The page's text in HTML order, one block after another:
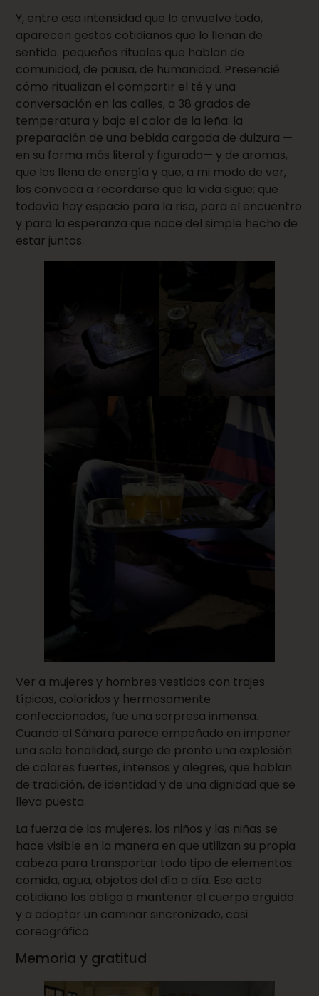
Y, entre esa intensidad que lo envuelve todo,
aparecen gestos cotidianos que lo llenan de
sentido: pequeños rituales que hablan de
comunidad, de pausa, de humanidad. Presencié
cómo ritualizan el compartir el té y una
conversación en las calles, a 38 grados de
temperatura y bajo el calor de la leña: la
preparación de una bebida cargada de dulzura —
en su forma más literal y figurada— y de aromas,
que los llena de energía y que, a mi modo de ver,
los convoca a recordarse que la vida sigue; que
todavía hay espacio para la risa, para el encuentro
y para la esperanza que nace del simple hecho de
estar juntos.
Ver a mujeres y hombres vestidos con trajes
típicos, coloridos y hermosamente
confeccionados, fue una sorpresa inmensa.
Cuando el Sáhara parece empeñado en imponer
una sola tonalidad, surge de pronto una explosión
de colores fuertes, intensos y alegres, que hablan
de tradición, de identidad y de una dignidad que se
lleva puesta.
La fuerza de las mujeres, los niños y las niñas se
hace visible en la manera en que utilizan su propia
cabeza para transportar todo tipo de elementos:
comida, agua, objetos del día a día. Ese acto
cotidiano los obliga a mantener el cuerpo erguido
y a adoptar un caminar sincronizado, casi
coreográfico.
Memoria y gratitud